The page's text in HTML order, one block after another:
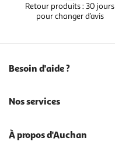
Retour produits : 30 jours
pour changer d’avis
Besoin d'aide ?
Nos services
À propos d'Auchan